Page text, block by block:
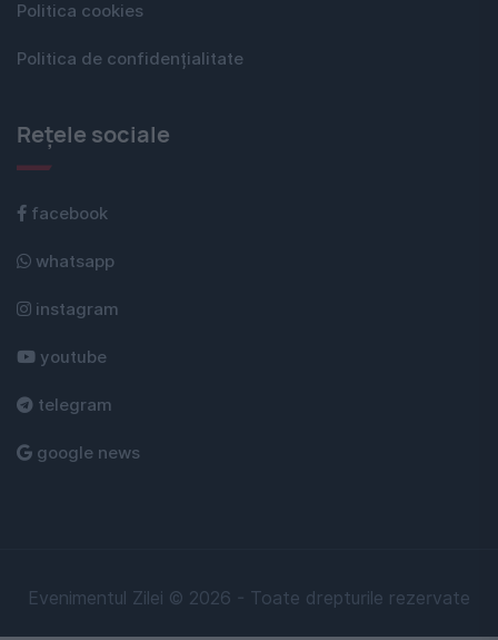
Politica cookies
Politica de confidențialitate
Rețele sociale
facebook
whatsapp
instagram
youtube
telegram
google news
Evenimentul Zilei © 2026 - Toate drepturile rezervate